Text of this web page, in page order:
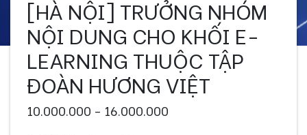
[HÀ NỘI] TRƯỞNG NHÓM
NỘI DUNG CHO KHỐI E-
LEARNING THUỘC TẬP
ĐOÀN HƯƠNG VIỆT
10.000.000 - 16.000.000